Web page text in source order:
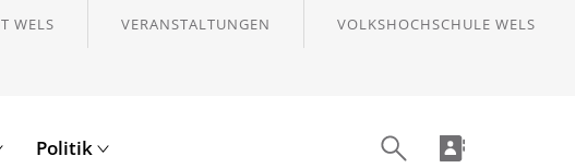
WELS VERANSTALTUNGEN VOLKSHOCHSCHULE WELS
Politik